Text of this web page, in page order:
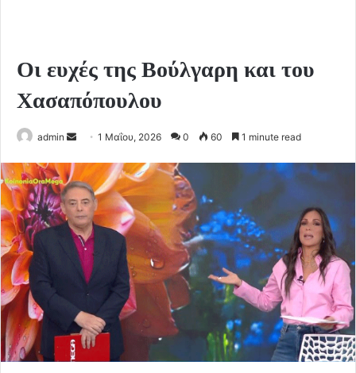
Οι ευχές της Βούλγαρη και του
Χασαπόπουλου
admin
Send
email
1 Μαΐου, 2026 0 60 1 minute read